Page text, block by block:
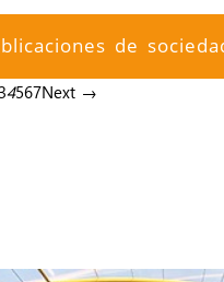
de
34567Next →